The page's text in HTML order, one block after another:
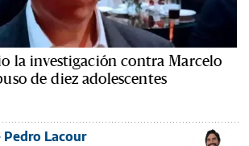
la investigación contra Marcelo
de diez adolescentes
Lacour